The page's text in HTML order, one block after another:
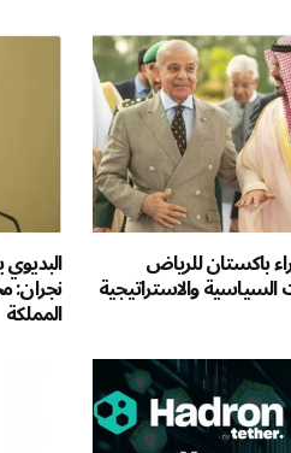
باكستان للرياض
والاستراتيجية نجران:
المملكة